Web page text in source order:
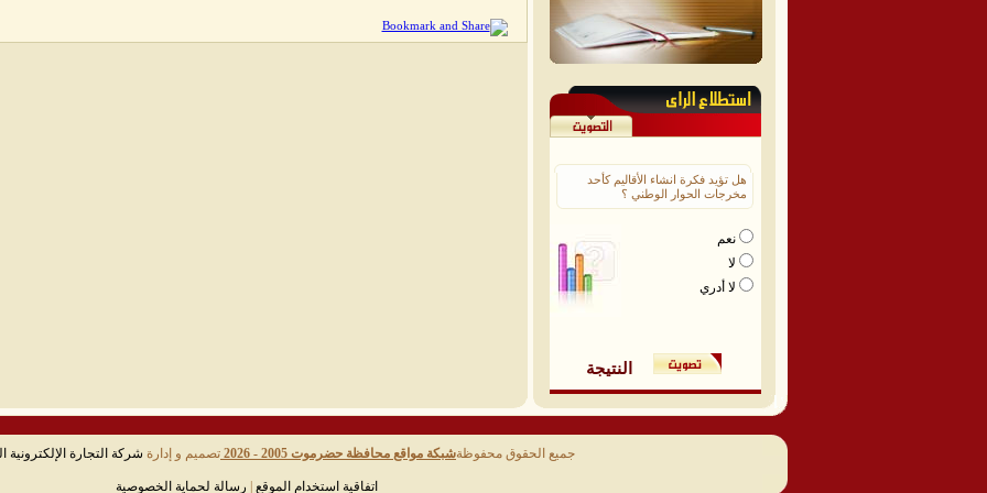
هل تؤيد فكرة انشاء الأقاليم كأحد
مخرجات الحوار الوطني ؟
نعم
لا
لا أدري
النتيجة
جميع الحقوق محفوظةشبكة مواقع محافظة حضرموت 2005 - 2026 تصميم و إدارة شركة التجارة الإلكترونية
اتفاقية استخدام الموقع رسالة لحماية الخصوصية